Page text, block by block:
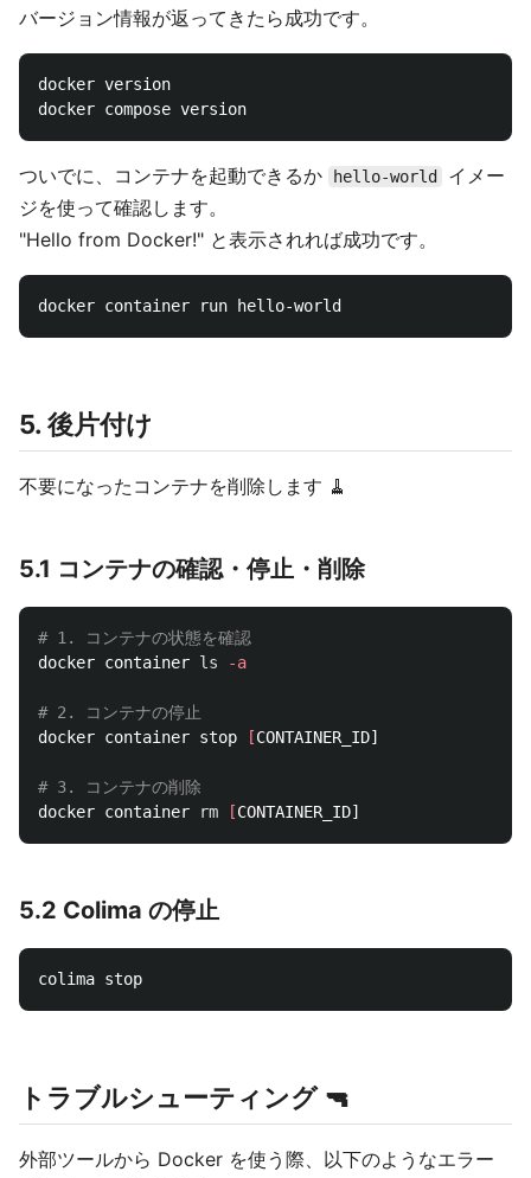
バージョン情報が返ってきたら成功です。
docker version
ついでに、コンテナを起動できるか hello-world
イメー
ジを使って確認します。
"Hello from Docker!" と表示されれば成功です。
5. 後片付け
不要になったコンテナを削除します 🧹
5.1 コンテナの確認・停止・削除
# 1. コンテナの状態を確認
docker container ls -a
# 2. コンテナの停止
docker container stop
[CONTAINER_ID]
# 3. コンテナの削除
docker container
rm [
5.2 Colima の停止
トラブルシューティング 🔫
外部ツールから Docker を使う際、以下のようなエラー